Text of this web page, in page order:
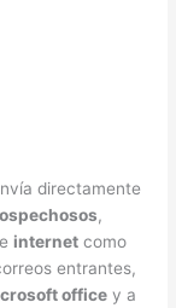
directamente
,
internet como
entrantes,
office y a